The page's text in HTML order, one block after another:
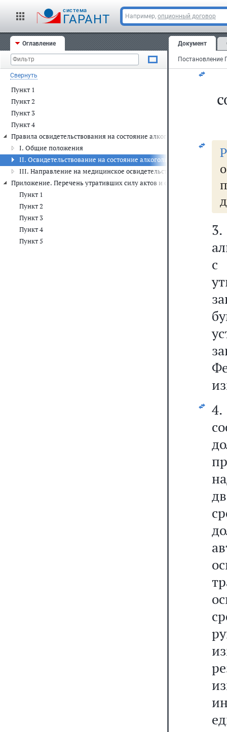
cистема
ГАРАНТ Например, опционный договор
Оглавление
Свернуть
Пункт 1
Пункт 2
Пункт 3
Пункт 4
Правила освидетельствования на состояние алкогольного
I. Общие положения
II. Освидетельствование на состояние алкогольного опьянения и
III. Направление на медицинское освидетельствование на
Приложение. Перечень утративших силу актов и отдельных
Пункт 1
Пункт 2
Пункт 3
Пункт 4
Пункт 5
Документ
с